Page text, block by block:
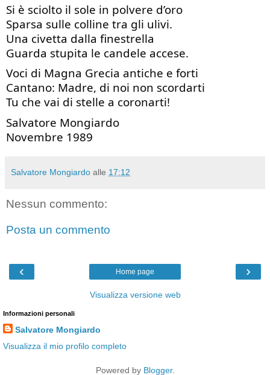
Si è sciolto il sole in polvere d’oro
Sparsa sulle colline tra gli ulivi.
Una civetta dalla finestrella
Guarda stupita le candele accese.
Voci di Magna Grecia antiche e forti
Cantano: Madre, di noi non scordarti
Tu che vai di stelle a coronarti!
Salvatore Mongiardo
Novembre 1989
Salvatore Mongiardo alle 17:12
Nessun commento:
Posta un commento
‹ ›
Home page
Visualizza versione web
Informazioni personali
Salvatore Mongiardo
Visualizza il mio profilo completo
Powered by Blogger.